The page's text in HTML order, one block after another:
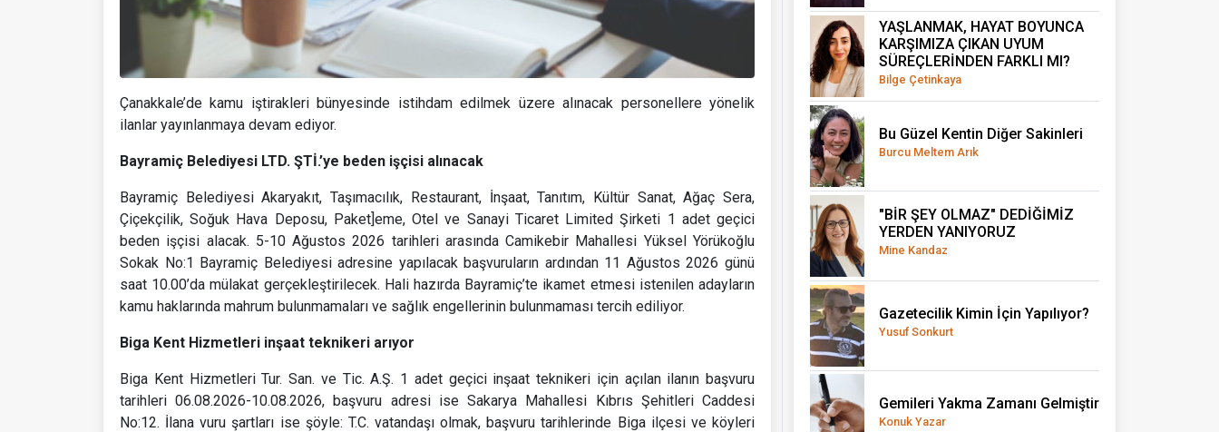
Çanakkale’de kamu iştirakleri bünyesinde istihdam edilmek üzere alınacak personellere yönelik
ilanlar yayınlanmaya devam ediyor.
Bayramiç Belediyesi LTD. ŞTİ.’ye beden işçisi alınacak
Bayramiç Belediyesi Akaryakıt, Taşımacılık, Restaurant, İnşaat, Tanıtım, Kültür Sanat, Ağaç Sera,
Çiçekçilik, Soğuk Hava Deposu, Paket]eme, Otel ve Sanayi Ticaret Limited Şirketi 1 adet geçici
beden işçisi alacak. 5-10 Ağustos 2026 tarihleri arasında Camikebir Mahallesi Yüksel Yörükoğlu
Sokak No:1 Bayramiç Belediyesi adresine yapılacak başvuruların ardından 11 Ağustos 2026 günü
saat 10.00’da mülakat gerçekleştirilecek. Hali hazırda Bayramiç’te ikamet etmesi istenilen adayların
kamu haklarında mahrum bulunmamaları ve sağlık engellerinin bulunmaması tercih ediliyor.
Biga Kent Hizmetleri inşaat teknikeri arıyor
Biga Kent Hizmetleri Tur. San. ve Tic. A.Ş. 1 adet geçici inşaat teknikeri için açılan ilanın başvuru
tarihleri 06.08.2026-10.08.2026, başvuru adresi ise Sakarya Mahallesi Kıbrıs Şehitleri Caddesi
No:12. İlana vuru şartları ise şöyle: T.C. vatandaşı olmak, başvuru tarihlerinde Biga ilçesi ve köyleri
YAŞLANMAK, HAYAT BOYUNCA
KARŞIMIZA ÇIKAN UYUM
SÜREÇLERİNDEN FARKLI MI?
Bilge Çetinkaya
Bu Güzel Kentin Diğer Sakinleri
Burcu Meltem Arık
"BİR ŞEY OLMAZ" DEDİĞİMİZ
YERDEN YANIYORUZ
Mine Kandaz
Gazetecilik Kimin İçin Yapılıyor?
Yusuf Sonkurt
Gemileri Yakma Zamanı Gelmiştir
Konuk Yazar